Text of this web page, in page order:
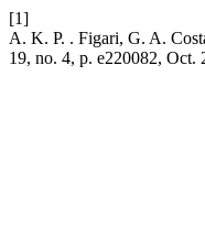
[1]
A. K. P. . Figari, G. A.
19, no. 4, p. e220082, Oct.